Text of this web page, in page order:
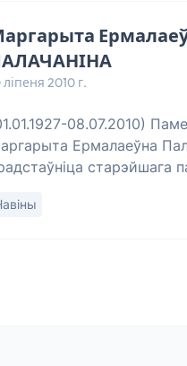
ліпеня 2010 г.
08.07.2010)
Ермалаеўна
старэйшага
самага пачатку